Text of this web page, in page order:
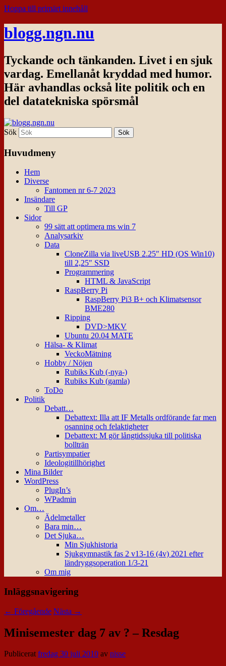
Hoppa till primärt innehåll
blogg.ngn.nu
Tyckande och tänkanden. Livet i en sjuk
vardag. Emellanåt kryddad med humor.
Här avhandlas också lite politik och en
del datatekniska spörsmål
Sök
Huvudmeny
Hem
Diverse
Fantomen nr 6-7 2023
Insändare
Till GP
Sidor
99 sätt att optimera ms win 7
Analysarkiv
Data
CloneZilla via liveUSB 2.25″ HD (OS Win10)
till 2,25″ SSD
Programmering
HTML & JavaScript
RaspBerry Pi
RaspBerry Pi3 B+ och Klimatsensor
BME280
Ripping
DVD>MKV
Ubuntu 20.04 MATE
Hälsa- & Klimat
VeckoMätning
Hobby / Nöjen
Rubiks Kub (-nya-)
Rubiks Kub (gamla)
ToDo
Politik
Debatt…
Debattext: Illa att IF Metalls ordförande far men
osanning och felaktigheter
Debattext: M gör långtidssjuka till politiska
bollträn
Partisympatier
Ideologitillhörighet
Mina Bilder
WordPress
PlugIn’s
WPadmin
Om…
Ädelmetaller
Bara min…
Det Sjuka…
Min Sjukhistoria
Sjukgymnastik fas 2 v13-16 (4v) 2021 efter
ländryggsoperation 1/3-21
Om mig
Inläggsnavigering
← Föregående Nästa →
Minisemester dag 7 av ? – Resdag
Publiceratfredag 30 juli 2010 av nisse